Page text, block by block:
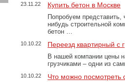
23.11.22 Купить бетон в Москве
Попробуем представить,
нибудь строительной
бетон …
10.10.22 Переезд квартирный с
В нашей компании цены
грузчиками – одни из
10.10.22 Что можно посмотреть